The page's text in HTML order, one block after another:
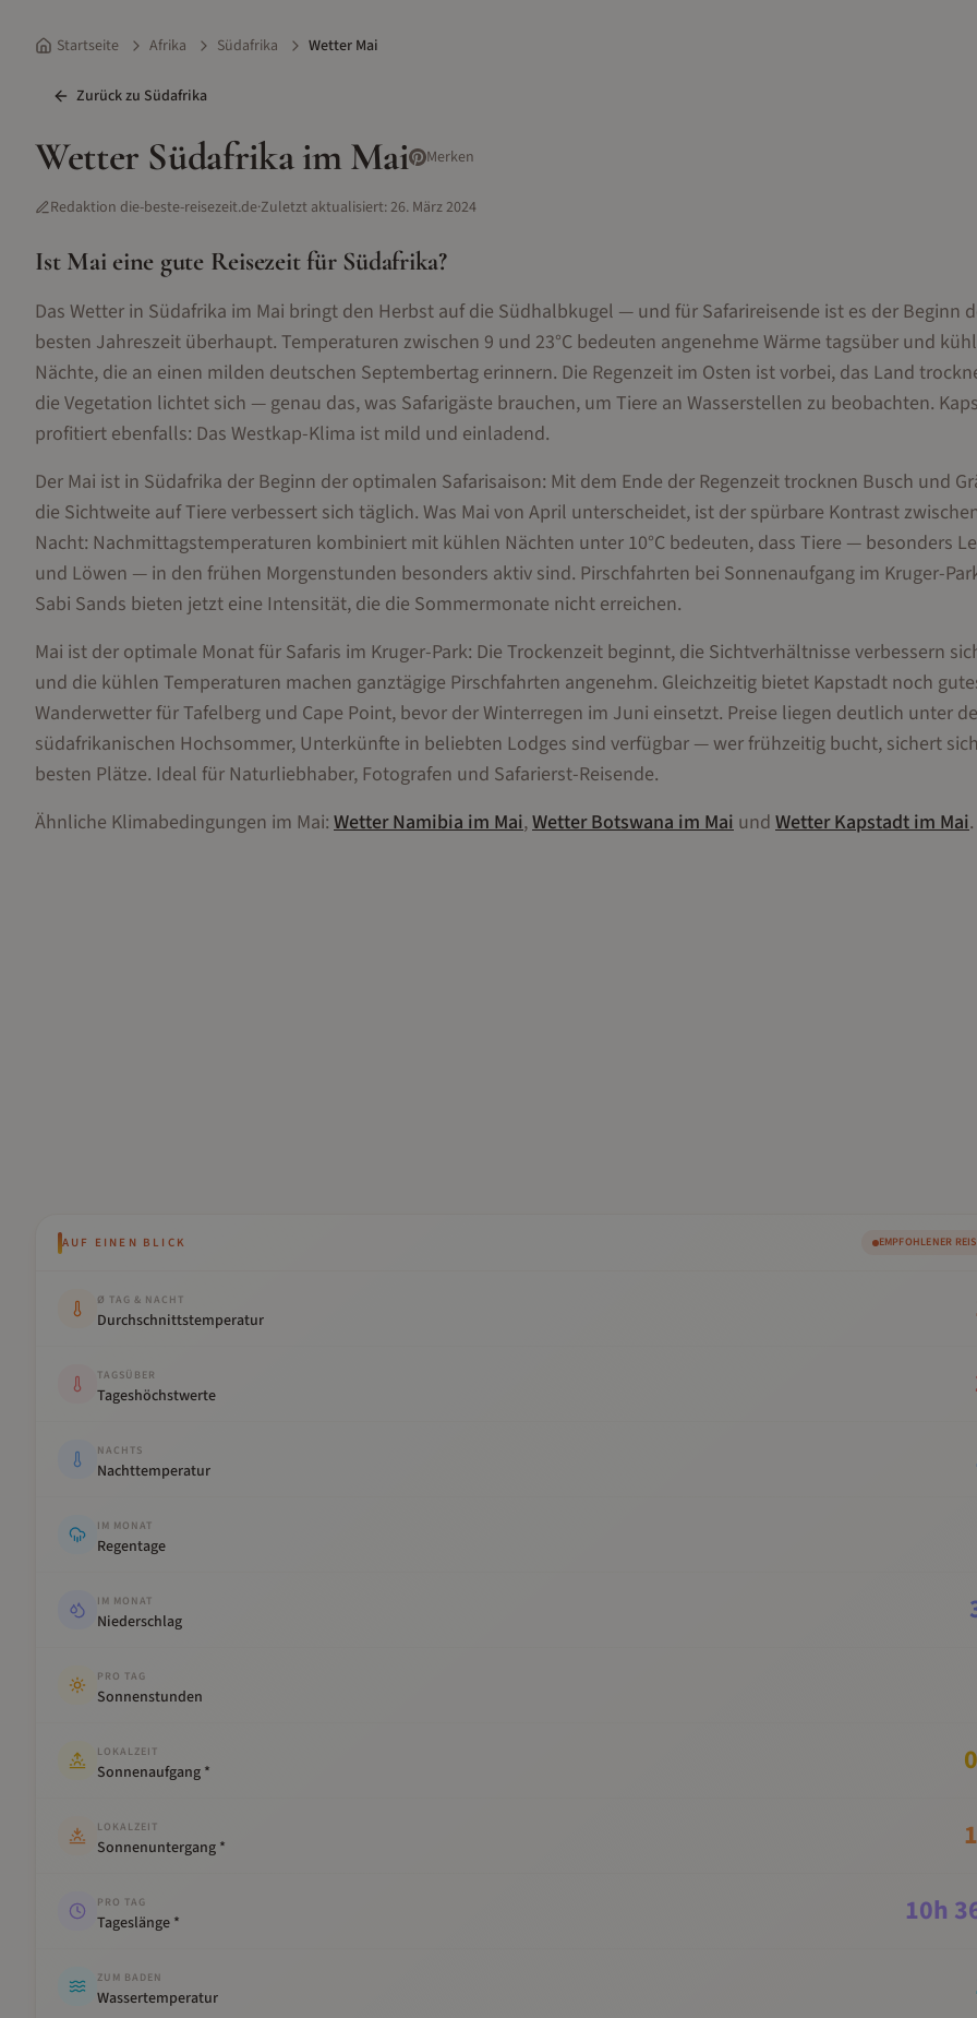
Startseite Afrika Südafrika Wetter Mai
Zurück zu Südafrika
Wetter Südafrikaim Mai Merken
Redaktion die-beste-reisezeit.de·Zuletzt aktualisiert:26. März 2024
Ist Maieine gute Reisezeit für Südafrika?
Das Wetter in Südafrika im Mai bringt den Herbst auf die Südhalbkugel — und für Safarireisende ist es der Beginn
besten Jahreszeit überhaupt. Temperaturen zwischen 9 und 23°C bedeuten angenehme Wärme tagsüber und
Nächte, die an einen milden deutschen Septembertag erinnern. Die Regenzeit im Osten ist vorbei, das Land
die Vegetation lichtet sich — genau das, was Safarigäste brauchen, um Tiere an Wasserstellen zu beobachten.
profitiert ebenfalls: Das Westkap-Klima ist mild und einladend.
Der Mai ist in Südafrika der Beginn der optimalen Safarisaison: Mit dem Ende der Regenzeit trocknen Busch und
die Sichtweite auf Tiere verbessert sich täglich. Was Mai von April unterscheidet, ist der spürbare Kontrast
Nacht: Nachmittagstemperaturen kombiniert mit kühlen Nächten unter 10°C bedeuten, dass Tiere — besonders
und Löwen — in den frühen Morgenstunden besonders aktiv sind. Pirschfahrten bei Sonnenaufgang im Kruger-
Sabi Sands bieten jetzt eine Intensität, die die Sommermonate nicht erreichen.
Mai ist der optimale Monat für Safaris im Kruger-Park: Die Trockenzeit beginnt, die Sichtverhältnisse verbessern
und die kühlen Temperaturen machen ganztägige Pirschfahrten angenehm. Gleichzeitig bietet Kapstadt noch
Wanderwetter für Tafelberg und Cape Point, bevor der Winterregen im Juni einsetzt. Preise liegen deutlich unter
südafrikanischen Hochsommer, Unterkünfte in beliebten Lodges sind verfügbar — wer frühzeitig bucht, sichert
besten Plätze. Ideal für Naturliebhaber, Fotografen und Safarierst-Reisende.
Ähnliche Klimabedingungen im Mai: WetterNamibiaimMai,WetterBotswanaimMai und WetterKapstadtimMai.
AUF EINEN BLICK EMPFOHLENER
Ø TAG & NACHT
Durchschnittstemperatur
TAGSÜBER
Tageshöchstwerte
NACHTS
Nachttemperatur
IM MONAT
Regentage
IM MONAT
Niederschlag
PRO TAG
Sonnenstunden
LOKALZEIT
Sonnenaufgang *
LOKALZEIT
Sonnenuntergang *
PRO TAG
Tageslänge * 10h
ZUM BADEN
Wassertemperatur